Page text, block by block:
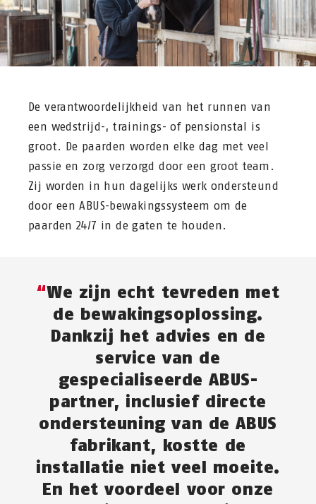
De verantwoordelijkheid van het runnen van
een wedstrijd-, trainings- of pensionstal is
groot. De paarden worden elke dag met veel
passie en zorg verzorgd door een groot team.
Zij worden in hun dagelijks werk ondersteund
door een ABUS-bewakingssysteem om de
paarden 24/7 in de gaten te houden.
We zijn echt tevreden met
de bewakingsoplossing.
Dankzij het advies en de
service van de
gespecialiseerde ABUS-
partner, inclusief directe
ondersteuning van de ABUS
fabrikant, kostte de
installatie niet veel moeite.
En het voordeel voor onze